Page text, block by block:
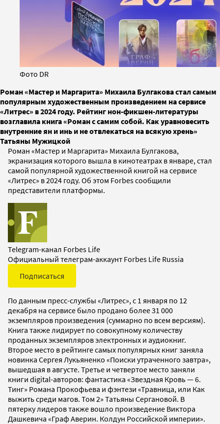
Фото DR
Роман «Мастер и Маргарита» Михаила Булгакова стал самым
популярным художественным произведением на сервисе
«Литрес» в 2024 году. Рейтинг нон-фикшен-литературы
возглавила книга «Роман с самим собой. Как уравновесить
внутренние ян и инь и не отвлекаться на всякую хрень»
Татьяны Мужицкой
Роман «Мастер и Маргарита» Михаила Булгакова,
экранизация которого вышла в кинотеатрах в январе, стал
самой популярной художественной книгой на сервисе
«Литрес» в 2024 году. Об этом Forbes сообщили
представители платформы.
Telegram-канал Forbes Life
Официальный телеграм-аккаунт Forbes Life Russia
Подписаться
По данным пресс-службы «Литрес», с 1 января по 12
декабря на сервисе было продано более 31 000
экземпляров произведения (суммарно по всем версиям).
Книга также лидирует по совокупному количеству
проданных экземпляров электронных и аудиокниг.
Второе место в рейтинге самых популярных книг заняла
новинка Сергея Лукьяненко «Поиски утраченного завтра»,
вышедшая в августе. Третье и четвертое место заняли
книги digital-авторов: фантастика «Звездная Кровь — 6.
Тинг» Романа Прокофьева и фэнтези «Травница, или Как
выжить среди магов. Том 2» Татьяны Сергановой. В
пятерку лидеров также вошло произведение Виктора
Дашкевича «Граф Аверин. Колдун Российской империи».